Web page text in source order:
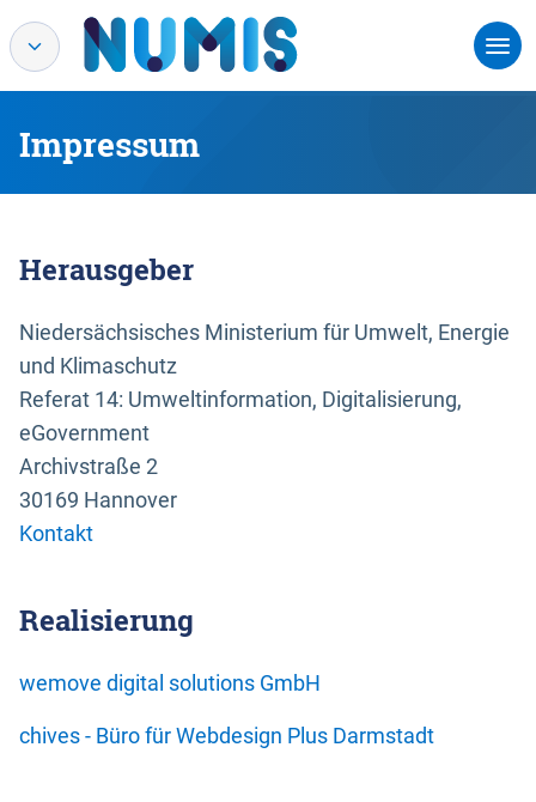
Impressum
Herausgeber
Niedersächsisches Ministerium für Umwelt, Energie
und Klimaschutz
Referat 14: Umweltinformation, Digitalisierung,
eGovernment
Archivstraße 2
30169 Hannover
Kontakt
Realisierung
wemove digital solutions GmbH
chives - Büro für Webdesign Plus Darmstadt